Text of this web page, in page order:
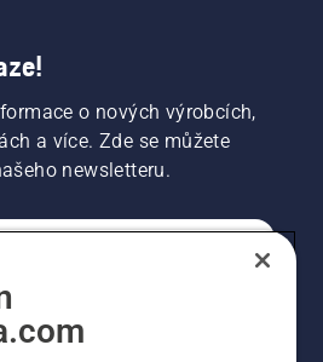
o nových výrobcích,
a více. Zde se můžete
newsletteru.